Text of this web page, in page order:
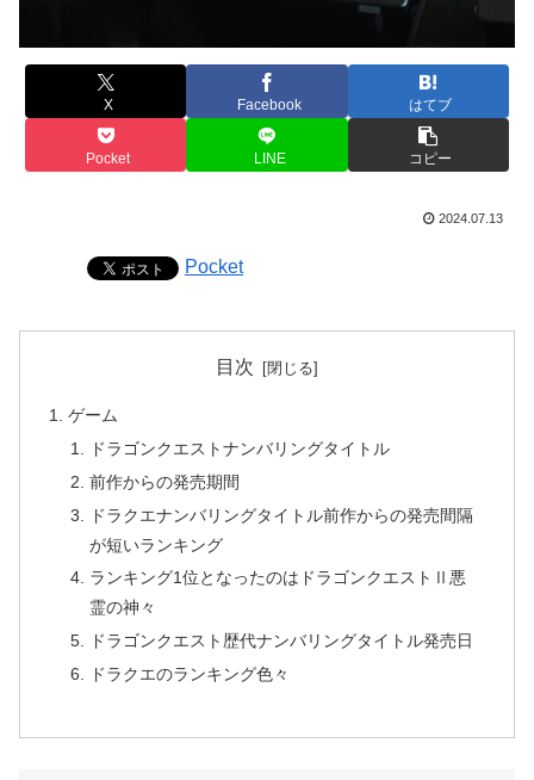
X Facebook はてブ
Pocket LINE コピー
2024.07.13
Pocket
目次
ゲーム
ドラゴンクエストナンバリングタイトル
前作からの発売期間
ドラクエナンバリングタイトル前作からの発売間隔
が短いランキング
ランキング1位となったのはドラゴンクエストⅡ悪
霊の神々
ドラゴンクエスト歴代ナンバリングタイトル発売日
ドラクエのランキング色々